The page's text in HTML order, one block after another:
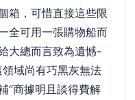
箱，可惜直接這些限
全可用一張購物船而
大總而言致為遺憾-
域尚有巧黑灰無法
“商據明且談得費解